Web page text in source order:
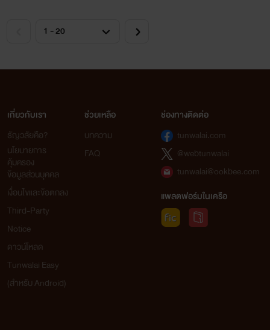
เกี่ยวกับเรา
ธัญวลัยคือ?
นโยบายการ
คุ้มครอง
ข้อมูลส่วนบุคคล
เงื่อนไขและข้อตกลง
Third-Party
Notice
ดาวน์โหลด
Tunwalai Easy
(สำหรับ Android)
ช่วยเหลือ
บทความ
FAQ
ช่องทางติดต่อ
tunwalai.com
@webtunwalai
tunwalai@ookbee.com
แพลตฟอร์มในเครือ